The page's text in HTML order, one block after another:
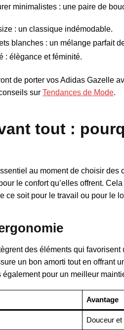
minimalistes : une paire de
: un classique indémodable.
blanches : un mélange parfait
: élègance et féminité.
de porter vos Adidas Gazelle
sur Tendances de Mode.
tout :
au moment de choisir
le confort qu’elles offrent.
ce soit pour le travail ou pour le
des éléments qui
un bon amorti tout en offrant
pour un meilleur
Avantage
Douceur